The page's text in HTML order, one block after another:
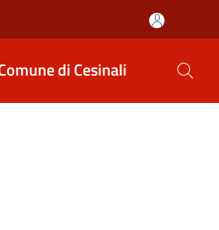
di Cesinali